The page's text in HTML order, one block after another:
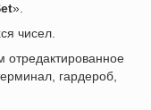
».
чисел.
гардероб,